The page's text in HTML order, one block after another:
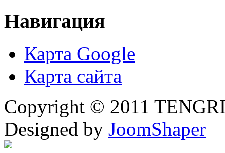
Навигация
Карта Google
Карта сайта
Copyright © 2011
Designed by JoomShaper